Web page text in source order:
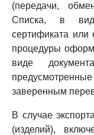
(передачи,
Списка, в
сертификата или
процедуры
виде
предусмотренные
заверенным
В случае
(изделий),